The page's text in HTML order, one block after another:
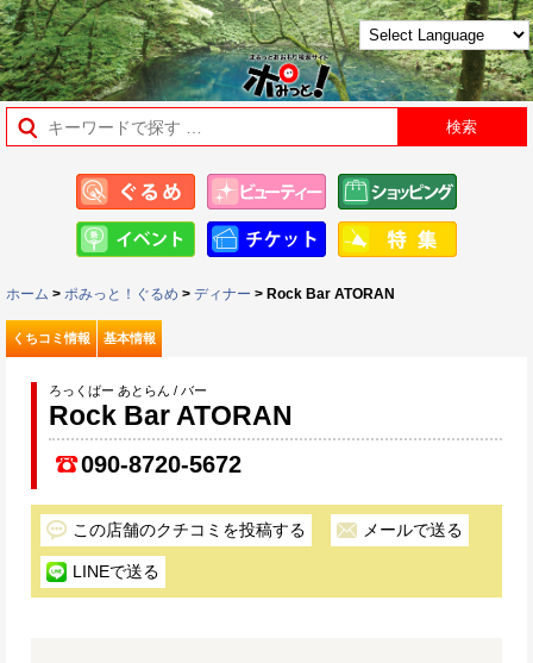
ホーム > ポみっと！ぐるめ > ディナー > Rock Bar ATORAN
くちコミ情報 基本情報
ろっくばー あとらん / バー
Rock Bar ATORAN
090-8720-5672
この店舗のクチコミを投稿する メールで送る
LINEで送る